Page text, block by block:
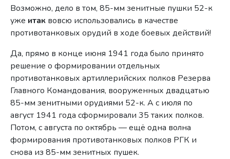
Возможно, дело в том, 85-мм зенитные пушки 52-к
уже итак вовсю использовались в качестве
противотанковых орудий в ходе боевых действий!
Да, прямо в конце июня 1941 года было принято
решение о формировании отдельных
противотанковых артиллерийских полков Резерва
Главного Командования, вооруженных двадцатью
85-мм зенитными орудиями 52-к. А с июля по
август 1941 года сформировали 35 таких полков.
Потом, с августа по октябрь — ещё одна волна
формирования противотанковых полков РГК и
снова из 85-мм зенитных пушек.